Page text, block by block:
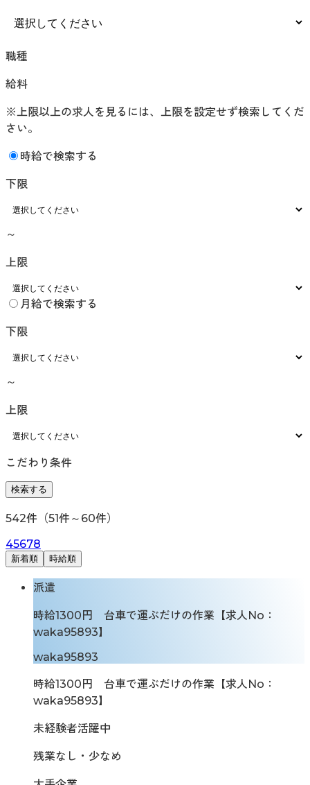
職種
給料
※上限以上の求人を見るには、上限を設定せず検索してくだ
さい。
時給で検索する
下限
～
上限
月給で検索する
下限
～
上限
こだわり条件
検索する
542件（51件～ 60件）
45678
新着順 時給順
派遣
時給1300円 台車で運ぶだけの作業【求人No：
waka95893】
waka95893
時給1300円 台車で運ぶだけの作業【求人No：
waka95893】
未経験者活躍中
残業なし・少なめ